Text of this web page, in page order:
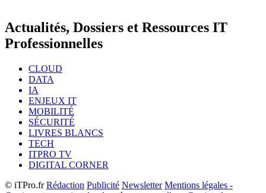
Actualités, Dossiers et Ressources IT
Professionnelles
CLOUD
DATA
IA
ENJEUX IT
MOBILITÉ
SÉCURITÉ
LIVRES BLANCS
TECH
ITPRO TV
DIGITAL CORNER
© iTPro.frRédaction Publicité Newsletter Mentions légales -